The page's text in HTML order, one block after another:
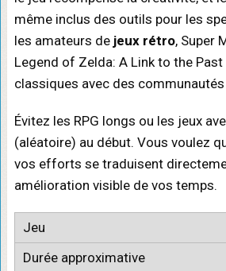
même inclus des outils pour les
les amateurs de jeux rétro, Super
Legend of Zelda: A Link to the
classiques avec des
Évitez les RPG longs ou les jeux
(aléatoire) au début. Vous voulez
vos efforts se traduisent
amélioration visible de vos temps.